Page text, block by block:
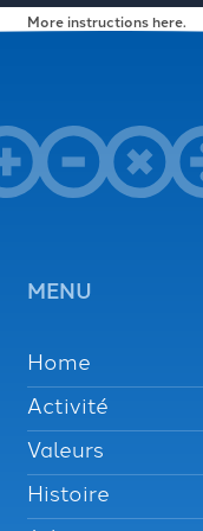
Job
More instructions here.
MENU
Home
Activité
Valeurs
Histoire